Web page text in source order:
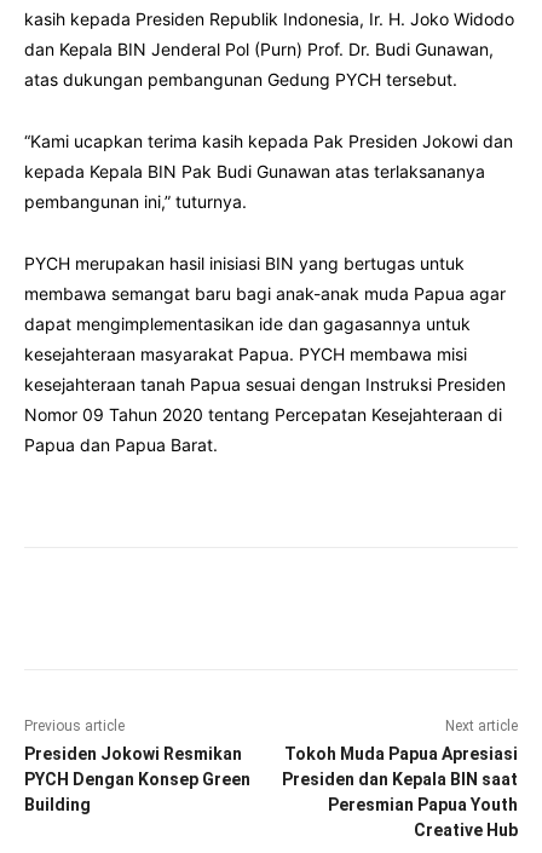
kasih kepada Presiden Republik Indonesia, Ir. H. Joko Widodo
dan Kepala BIN Jenderal Pol (Purn) Prof. Dr. Budi Gunawan,
atas dukungan pembangunan Gedung PYCH tersebut.
“Kami ucapkan terima kasih kepada Pak Presiden Jokowi dan
kepada Kepala BIN Pak Budi Gunawan atas terlaksananya
pembangunan ini,” tuturnya.
PYCH merupakan hasil inisiasi BIN yang bertugas untuk
membawa semangat baru bagi anak-anak muda Papua agar
dapat mengimplementasikan ide dan gagasannya untuk
kesejahteraan masyarakat Papua. PYCH membawa misi
kesejahteraan tanah Papua sesuai dengan Instruksi Presiden
Nomor 09 Tahun 2020 tentang Percepatan Kesejahteraan di
Papua dan Papua Barat.
Previous article
Presiden Jokowi Resmikan
PYCH Dengan Konsep Green
Building
Next article
Tokoh Muda Papua Apresiasi
Presiden dan Kepala BIN saat
Peresmian Papua Youth
Creative Hub